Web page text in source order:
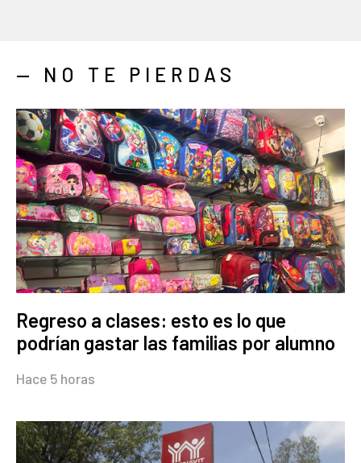
— NO TE PIERDAS
Regreso a clases: esto es lo que
podrían gastar las familias por alumno
Hace 5 horas